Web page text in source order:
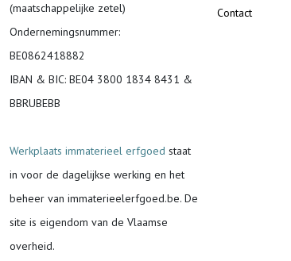
(maatschappelijke zetel)
Ondernemingsnummer:
BE0862418882
IBAN & BIC: BE04 3800 1834 8431 &
BBRUBEBB
Werkplaats immaterieel erfgoed staat
in voor de dagelijkse werking en het
beheer van immaterieelerfgoed.be. De
site is eigendom van de Vlaamse
overheid.
Contact